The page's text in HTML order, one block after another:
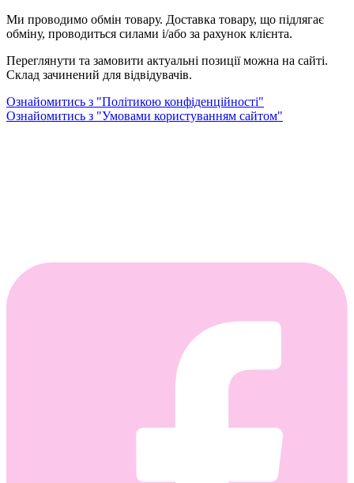
Ми проводимо обмін товару. Доставка товару, що підлягає
обміну, проводиться силами і/або за рахунок клієнта.
Переглянути та замовити актуальні позиції можна на сайті.
Склад зачинений для відвідувачів.
Ознайомитись з "Політикою конфіденційності"
Ознайомитись з "Умовами користуванням сайтом"